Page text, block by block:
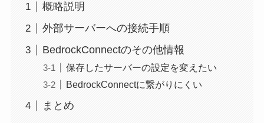
概略説明
外部サーバーへの接続手順
BedrockConnectのその他情報
保存したサーバーの設定を変えたい
BedrockConnectに繋がりにくい
まとめ